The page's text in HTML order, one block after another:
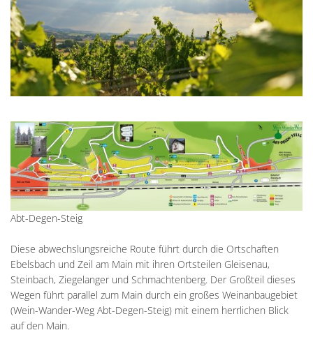
2025
2026
Online Anträge Online Portal
Stellenangebote Bauhofmitarbeiter für
Bekanntmachungen
Errichtung von
Managementplan Natura
Bekanntmachung zum
Kommunalwahl 2026
Wohnen im
Integration
Friedhof
Friedhof
Friedhof
Kommunale Wärmeplanung
Wohnmobilstellplatz
Wein, Bier und Edelbrände
Abt-Degen-Steig
Diese abwechslungsreiche Route führt durch die Ortschaften
Ebelsbach und Zeil am Main mit ihren Ortsteilen Gleisenau,
Steinbach, Ziegelanger und Schmachtenberg. Der Großteil dieses
Wegen führt parallel zum Main durch ein großes Weinanbaugebiet
(Wein-Wander-Weg Abt-Degen-Steig) mit einem herrlichen Blick
auf den Main.